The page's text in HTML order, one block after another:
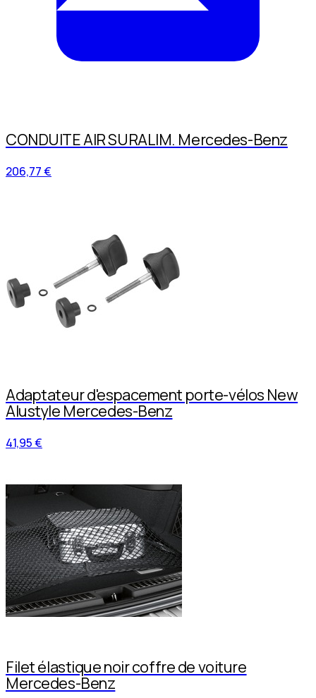
CONDUITE AIR SURALIM. Mercedes-Benz
206,77 €
Adaptateur d'espacement porte-vélos New
Alustyle Mercedes-Benz
41,95 €
Filet élastique noir coffre de voiture
Mercedes-Benz